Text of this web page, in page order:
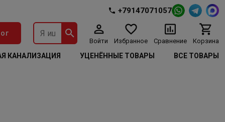
+79147071057
Войти Избранное Сравнение Корзина
КАНАЛИЗАЦИЯ УЦЕНЁННЫЕ ТОВАРЫ ВСЕ ТОВАРЫ